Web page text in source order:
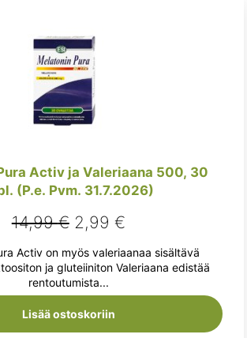
Activ ja Valeriaana 500, 30
(P.e. Pvm. 31.7.2026)
14,99€ Alkuperäinen
hinta
oli:
14,99 €.
2,99 €Nykyinen
hinta
on:
2,99 €.
Activ on myös valeriaanaa sisältävä
ja gluteiiniton Valeriaana edistää
rentoutumista...
Lisää ostoskoriin